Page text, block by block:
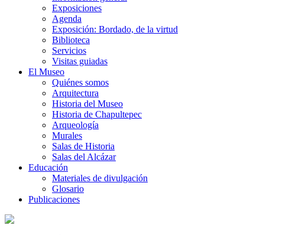
Exposiciones
Agenda
Exposición: Bordado, de la virtud
Biblioteca
Servicios
Visitas guiadas
El Museo
Quiénes somos
Arquitectura
Historia del Museo
Historia de Chapultepec
Arqueología
Murales
Salas de Historia
Salas del Alcázar
Educación
Materiales de divulgación
Glosario
Publicaciones